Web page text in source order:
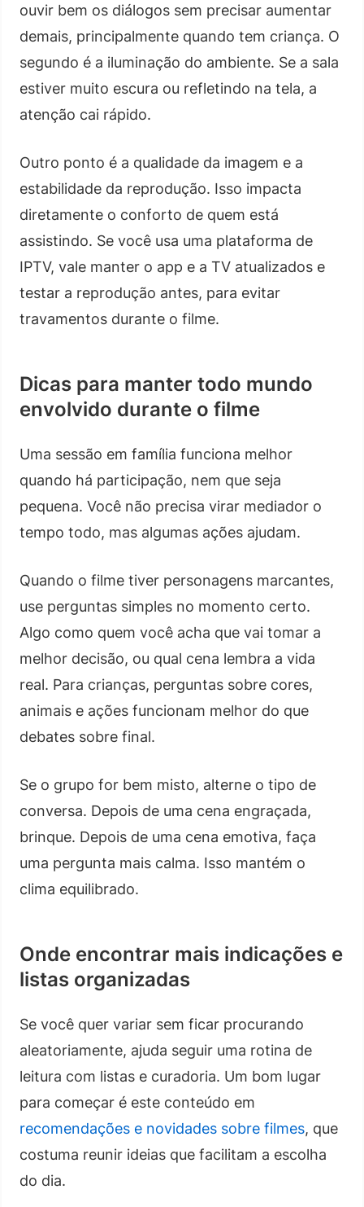
ouvir bem os diálogos sem precisar aumentar
demais, principalmente quando tem criança. O
segundo é a iluminação do ambiente. Se a sala
estiver muito escura ou refletindo na tela, a
atenção cai rápido.
Outro ponto é a qualidade da imagem e a
estabilidade da reprodução. Isso impacta
diretamente o conforto de quem está
assistindo. Se você usa uma plataforma de
IPTV, vale manter o app e a TV atualizados e
testar a reprodução antes, para evitar
travamentos durante o filme.
Dicas para manter todo mundo
envolvido durante o filme
Uma sessão em família funciona melhor
quando há participação, nem que seja
pequena. Você não precisa virar mediador o
tempo todo, mas algumas ações ajudam.
Quando o filme tiver personagens marcantes,
use perguntas simples no momento certo.
Algo como quem você acha que vai tomar a
melhor decisão, ou qual cena lembra a vida
real. Para crianças, perguntas sobre cores,
animais e ações funcionam melhor do que
debates sobre final.
Se o grupo for bem misto, alterne o tipo de
conversa. Depois de uma cena engraçada,
brinque. Depois de uma cena emotiva, faça
uma pergunta mais calma. Isso mantém o
clima equilibrado.
Onde encontrar mais indicações e
listas organizadas
Se você quer variar sem ficar procurando
aleatoriamente, ajuda seguir uma rotina de
leitura com listas e curadoria. Um bom lugar
para começar é este conteúdo em
recomendações e novidades sobre filmes, que
costuma reunir ideias que facilitam a escolha
do dia.